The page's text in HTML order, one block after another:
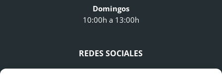
Domingos
10:00h a 13:00h
REDES SOCIALES